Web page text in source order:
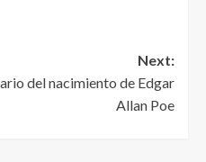
Next:
del nacimiento de Edgar
Allan Poe